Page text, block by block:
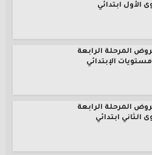
الأول ابتدائي
المرحلة الرابعة
الإبتدائي
المرحلة الرابعة
الثاني ابتدائي